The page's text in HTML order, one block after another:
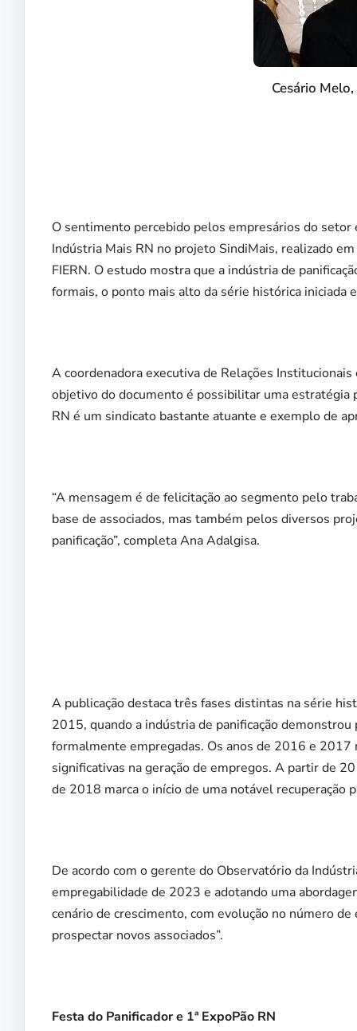
Cesário
O sentimento percebido pelos empresários do
Indústria Mais RN no projeto SindiMais, realizado
FIERN. O estudo mostra que a indústria de
formais, o ponto mais alto da série histórica iniciada
A coordenadora executiva de Relações
objetivo do documento é possibilitar uma estratégia
RN é um sindicato bastante atuante e exemplo de
“A mensagem é de felicitação ao segmento pelo
base de associados, mas também pelos diversos
panificação”, completa Ana Adalgisa.
A publicação destaca três fases distintas na série
2015, quando a indústria de panificação
formalmente empregadas. Os anos de 2016 e 2017
significativas na geração de empregos. A partir de
de 2018 marca o início de uma notável recuperação
De acordo com o gerente do Observatório da
empregabilidade de 2023 e adotando uma
cenário de crescimento, com evolução no número
prospectar novos associados”.
Festa do Panificador e 1ª ExpoPão RN